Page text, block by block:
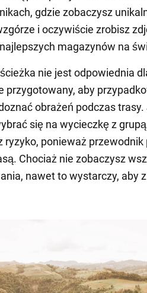
gdzie zobaczysz
i oczywiście zrobisz
magazynów na
nie jest odpowiednia
przygotowany, aby
obrażeń podczas trasy.
się na wycieczkę z
ryzyko, ponieważ przewodnik
Chociaż nie zobaczysz
nawet to wystarczy, aby